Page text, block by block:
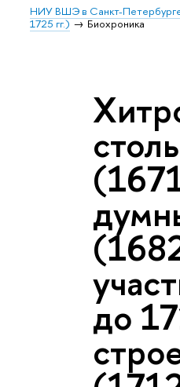
НИУ ВШЭ в Санкт-
1725 гг.)
Биохроника
до